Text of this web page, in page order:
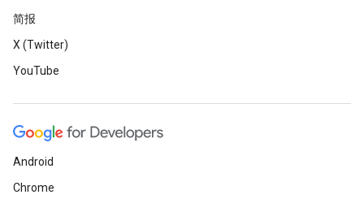
简报
X (Twitter)
YouTube
Android
Chrome